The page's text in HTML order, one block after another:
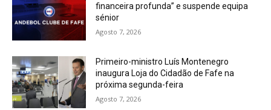
financeira profunda” e suspende equipa
sénior
Agosto 7, 2026
Primeiro-ministro Luís Montenegro
inaugura Loja do Cidadão de Fafe na
próxima segunda-feira
Agosto 7, 2026